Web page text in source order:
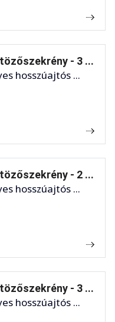
- 3 ...
hosszúajtós ...
- 2 ...
hosszúajtós ...
- 3 ...
hosszúajtós ...